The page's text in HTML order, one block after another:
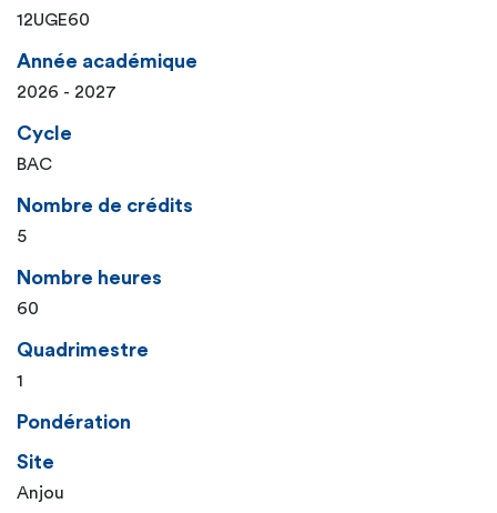
12UGE60
Année académique
2026 - 2027
Cycle
BAC
Nombre de crédits
5
Nombre heures
60
Quadrimestre
1
Pondération
Site
Anjou